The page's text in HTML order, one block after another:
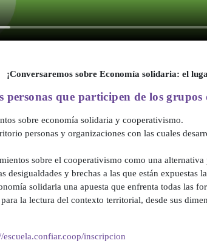
¡Conversaremos sobre Economía solidaria: el
personas que participen de los
sobre economía solidaria y cooperativismo.
personas y organizaciones con las cuales
sobre el cooperativismo como una
desigualdades y brechas a las que están expuestas
solidaria una apuesta que enfrenta todas las
la lectura del contexto territorial, desde sus
escuela.confiar.coop/inscripcion